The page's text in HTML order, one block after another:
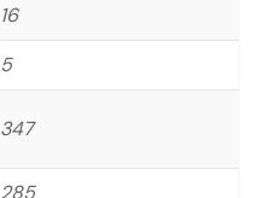
16
5
347
285